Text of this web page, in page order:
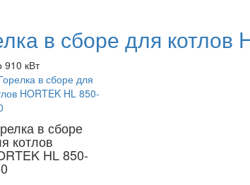
в сборе для котлов
910 кВт
в сборе
котлов
HL 850-